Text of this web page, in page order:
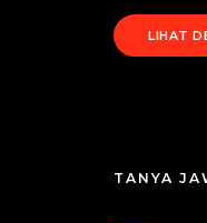
LIHAT
TANYA